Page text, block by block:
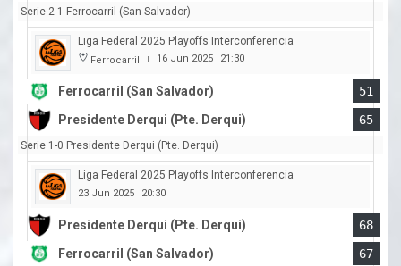
Serie 2-1 Ferrocarril (San Salvador)
Liga Federal 2025 Playoffs Interconferencia
Ferrocarril | 16 Jun 2025 21:30
Ferrocarril (San Salvador)
51
Presidente Derqui (Pte. Derqui)
65
Serie 1-0 Presidente Derqui (Pte. Derqui)
Liga Federal 2025 Playoffs Interconferencia
23 Jun 2025 20:30
Presidente Derqui (Pte. Derqui)
68
Ferrocarril (San Salvador)
67